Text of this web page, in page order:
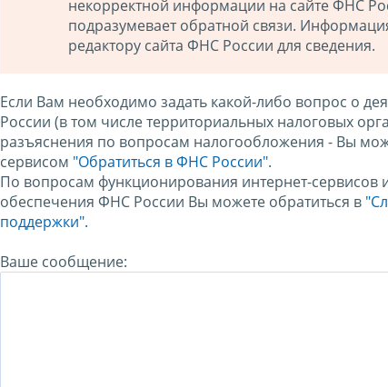
некорректной информации на сайте ФНС
подразумевает обратной связи.
редактору сайта ФНС России для сведения.
Если Вам необходимо задать какой-либо вопрос о
России (в том числе территориальных налоговых
разъяснения по вопросам налогообложения - Вы
сервисом "Обратиться в ФНС России".
По вопросам функционирования интернет-сервисов
обеспечения ФНС России Вы можете обратиться в
поддержки".
Ваше сообщение: